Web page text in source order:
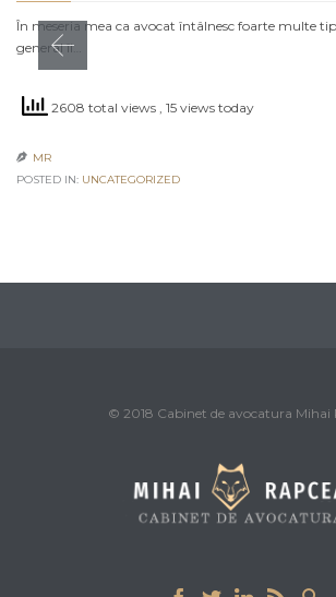
În meseria mea ca avocat întâlnesc foarte multe
general îi…
2608 total views , 15 views today
 MR
POSTED IN: UNCATEGORIZED
© 2018 Cabinet de avocatura Mihai